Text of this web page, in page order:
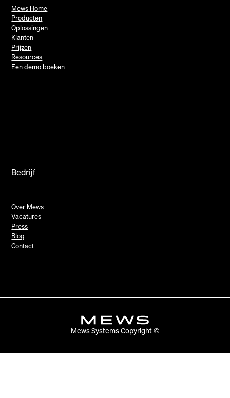
Mews Home
Producten
Oplossingen
Klanten
Prijzen
Resources
Een demo boeken
Bedrijf
Over Mews
Vacatures
Press
Blog
Contact
Mews Systems Copyright ©